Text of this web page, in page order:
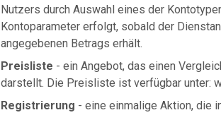
Nutzers durch Auswahl eines der
Kontoparameter erfolgt, sobald der
angegebenen Betrags erhält.
Preisliste - ein Angebot, das einen
darstellt. Die Preisliste ist verfügbar unter:
Registrierung - eine einmalige Aktion, die